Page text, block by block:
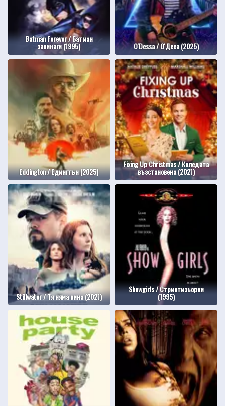
Batman Forever / Батман
завинаги (1995) O'Dessa / О'Деса (2025)
Eddington / Едингтън (2025)
Fixing Up Christmas / Коледата
възстановена (2021)
Stillwater / Тя няма вина (2021)
Showgirls / Стриптизьорки
(1995)